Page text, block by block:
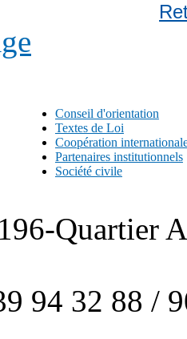
Conseil d'orientation
Textes de Loi
Coopération
Partenaires institutionnels
Société civile
Quartier
94 32 88 /